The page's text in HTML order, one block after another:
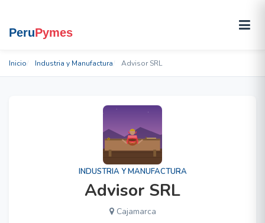
Inicio Industria y Manufactura Advisor SRL
INDUSTRIA Y MANUFACTURA
Advisor SRL
Cajamarca